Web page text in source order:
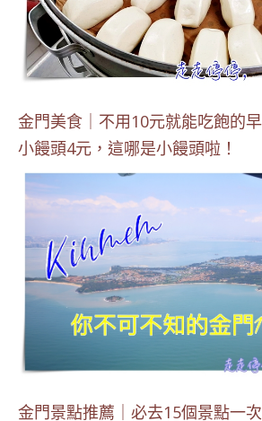
金門美食｜不用10元就能吃飽的
小饅頭4元，這哪是小饅頭啦！
金門景點推薦｜必去15個景點一